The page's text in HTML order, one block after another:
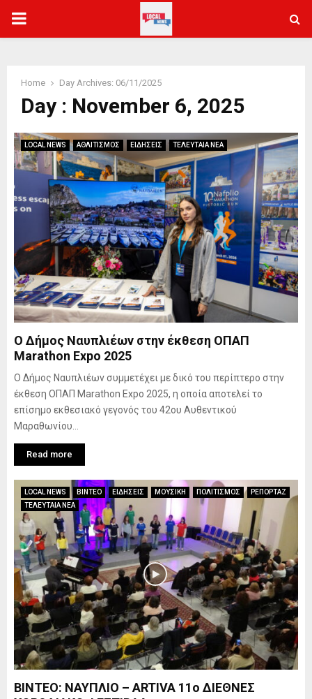
PRIMARY
Home Day Archives: 06/11/2025
Day : November 6, 2025
LOCAL NEWS ΑΘΛΙΤΙΣΜΟΣ ΕΙΔΗΣΕΙΣ ΤΕΛΕΥΤΑΙΑ ΝΕΑ
Ο Δήμος Ναυπλιέων στην έκθεση ΟΠΑΠ
Marathon Expo 2025
Ο Δήμος Ναυπλιέων συμμετέχει με δικό του περίπτερο στην
έκθεση ΟΠΑΠ Marathon Expo 2025, η οποία αποτελεί το
επίσημο εκθεσιακό γεγονός του 42ου Αυθεντικού
Μαραθωνίου...
Read more
LOCAL NEWS ΒΙΝΤΕΟ ΕΙΔΗΣΕΙΣ ΜΟΥΣΙΚΗ ΠΟΛΙΤΙΣΜΟΣ
ΡΕΠΟΡΤΑΖ
ΤΕΛΕΥΤΑΙΑ ΝΕΑ
ΒΙΝΤΕΟ: ΝΑΥΠΛΙΟ – ARTIVA 11ο ΔΙΕΘΝΕΣ